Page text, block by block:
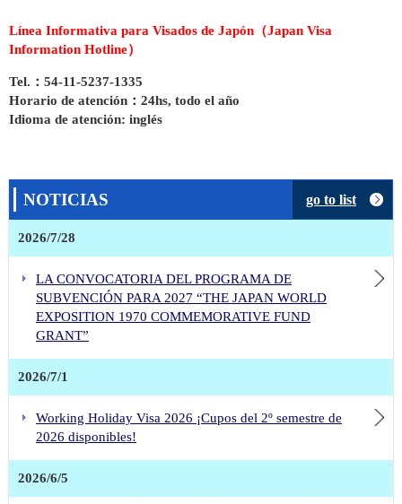
¡Cinco nuevas películas disponibles en el JFF Theater!
ENTREGA FORMAL DE DONACIÓN DE UN AUTOBOMBA AL CUERPO DE BOMBEROS VOLUNTARIOS DE LA CIUDAD DE LORETO, EN LA PROVINCIA DE SANTIAGO DE ESTERO
Eventos finalizados
FIRMA DE CONTRATO DE DONACIÓN DE CAMAS ORTOPÉDICAS AL HOSPITAL REGIONAL “ENFERMEROS ARGENTINOS” DE GENERAL ALVEAR, PROVINCIA DE MENDOZA
Línea Informativa para Visados de Japón （Japan Visa
Information Hotline）
Tel. ：54-11-5237-1335
Horario de atención ：24hs, todo el año
Idioma de atención: inglés
NOTICIAS go to list
2026/7/28
LA CONVOCATORIA DEL PROGRAMA DE
SUBVENCIÓN PARA 2027 “THE JAPAN WORLD
EXPOSITION 1970 COMMEMORATIVE FUND
GRANT”
2026/7/1
Working Holiday Visa 2026 ¡Cupos del 2º semestre de
2026 disponibles!
2026/6/5